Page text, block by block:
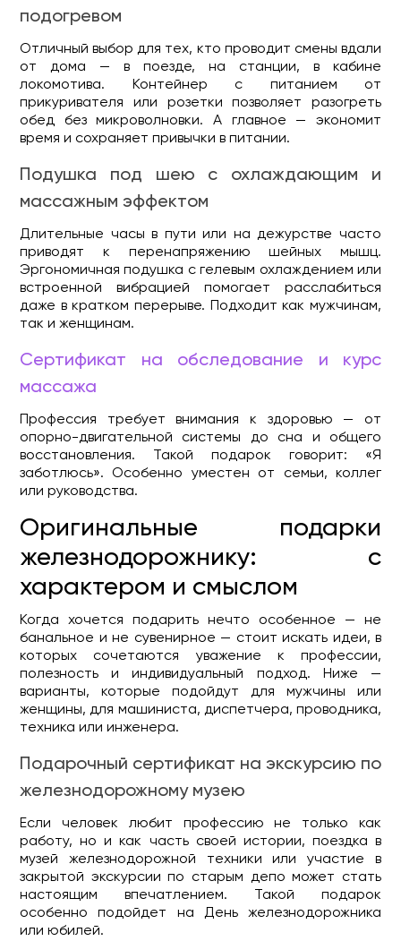
подогревом
Отличный выбор для тех, кто проводит смены вдали
от дома — в поезде, на станции, в кабине
локомотива. Контейнер с питанием от
прикуривателя или розетки позволяет разогреть
обед без микроволновки. А главное — экономит
время и сохраняет привычки в питании.
Подушка под шею с охлаждающим и
массажным эффектом
Длительные часы в пути или на дежурстве часто
приводят к перенапряжению шейных мышц.
Эргономичная подушка с гелевым охлаждением или
встроенной вибрацией помогает расслабиться
даже в кратком перерыве. Подходит как мужчинам,
так и женщинам.
Сертификат на обследование и курс
массажа
Профессия требует внимания к здоровью — от
опорно-двигательной системы до сна и общего
восстановления. Такой подарок говорит: «Я
заботлюсь». Особенно уместен от семьи, коллег
или руководства.
Оригинальные подарки
железнодорожнику: с
характером и смыслом
Когда хочется подарить нечто особенное — не
банальное и не сувенирное — стоит искать идеи, в
которых сочетаются уважение к профессии,
полезность и индивидуальный подход. Ниже —
варианты, которые подойдут для мужчины или
женщины, для машиниста, диспетчера, проводника,
техника или инженера.
Подарочный сертификат на экскурсию по
железнодорожному музею
Если человек любит профессию не только как
работу, но и как часть своей истории, поездка в
музей железнодорожной техники или участие в
закрытой экскурсии по старым депо может стать
настоящим впечатлением. Такой подарок
особенно подойдет на День железнодорожника
или юбилей.